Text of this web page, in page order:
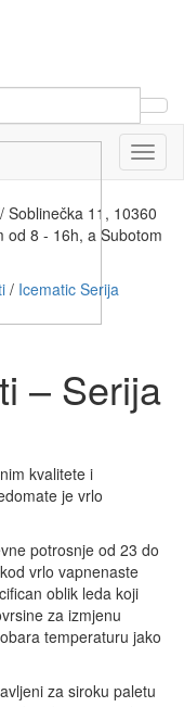
Soblinečka 11, 10360
od 8 - 16h, a Subotom
/ Icematic Serija
– Serija
kvalitete i
je vrlo
potrosnje od 23 do
vrlo vapnenaste
oblik leda koji
za izmjenu
temperaturu jako
za siroku paletu